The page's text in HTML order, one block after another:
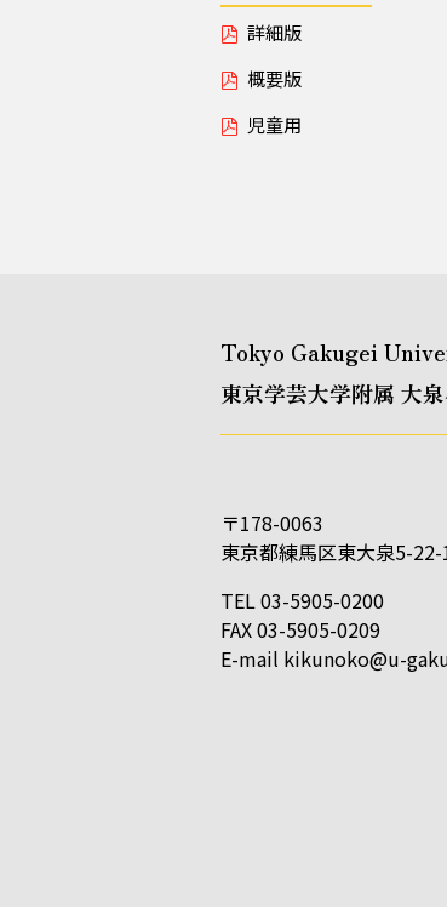
詳細版
概要版
児童用
Tokyo Gakugei
東京学芸大学附属 大
〒178-0063
東京都練馬区東大泉5-22-
TEL 03-5905-0200
FAX 03-5905-0209
E-mail kikunoko@u-